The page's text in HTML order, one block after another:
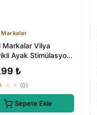
Markalar Vilya
Ayak Stimülasyon
₺
(0)
Sepete Ekle